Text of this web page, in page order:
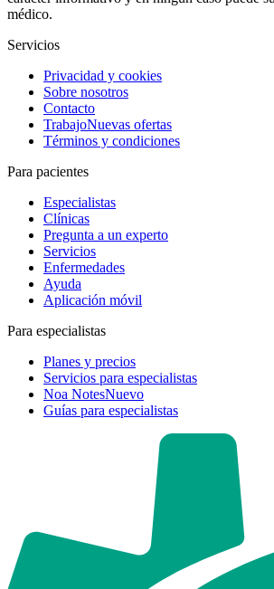
médico.
Servicios
Privacidad y cookies
Sobre nosotros
Contacto
TrabajoNuevas ofertas
Términos y condiciones
Para pacientes
Especialistas
Clínicas
Pregunta a un experto
Servicios
Enfermedades
Ayuda
Aplicación móvil
Para especialistas
Planes y precios
Servicios para especialistas
Noa NotesNuevo
Guías para especialistas